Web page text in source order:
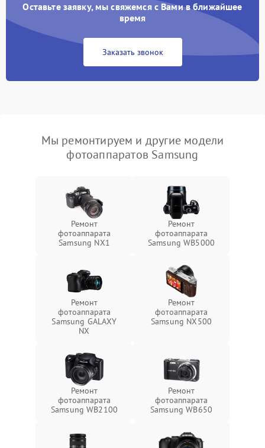
Оставьте заявку, мы свяжемся с Вами в ближайшее
время
Заказать звонок
Мы ремонтируем и другие модели
фотоаппаратов Samsung
Ремонт
фотоаппарата
Samsung NX1
Ремонт
фотоаппарата
Samsung WB5000
Ремонт
фотоаппарата
Samsung GALAXY
NX
Ремонт
фотоаппарата
Samsung NX500
Ремонт
фотоаппарата
Samsung WB2100
Ремонт
фотоаппарата
Samsung WB650